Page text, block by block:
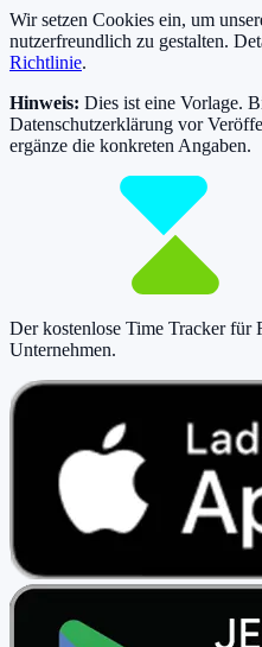
Wir setzen Cookies ein, um
nutzerfreundlich zu gestalten.
Richtlinie.
Hinweis: Dies ist eine Vorlage.
Datenschutzerklärung vor
ergänze die konkreten Angaben.
Der kostenlose Time Tracker für
Unternehmen.